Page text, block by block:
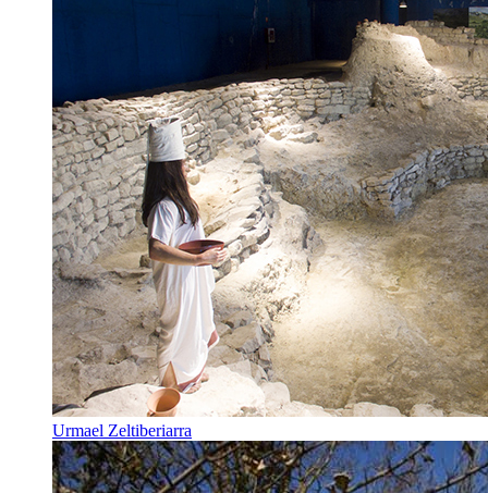
Urmael Zeltiberiarra